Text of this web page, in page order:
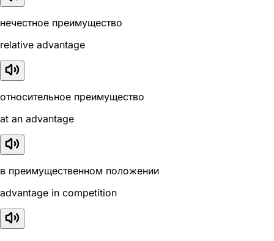
нечестное преимущество
relative advantage
относительное преимущество
at an advantage
в преимущественном положении
advantage in competition